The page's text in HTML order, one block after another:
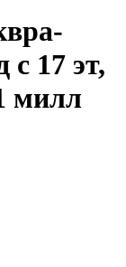
с 17 эт,
милл